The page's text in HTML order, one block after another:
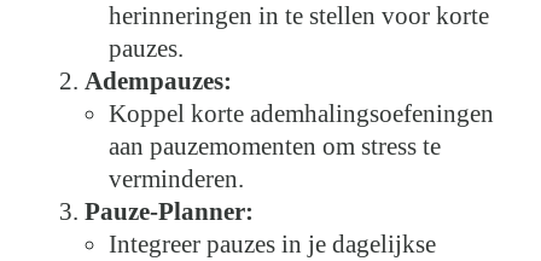
herinneringen in te stellen voor korte
pauzes.
Adempauzes:
Koppel korte ademhalingsoefeningen
aan pauzemomenten om stress te
verminderen.
Pauze-Planner:
Integreer pauzes in je dagelijkse